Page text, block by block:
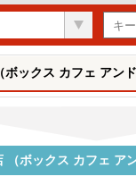
ックス カフェ アンド
ボックス カフェ ア